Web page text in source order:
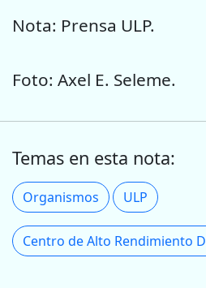
Nota: Prensa ULP.
Foto: Axel E. Seleme.
Temas en esta nota:
Organismos ULP